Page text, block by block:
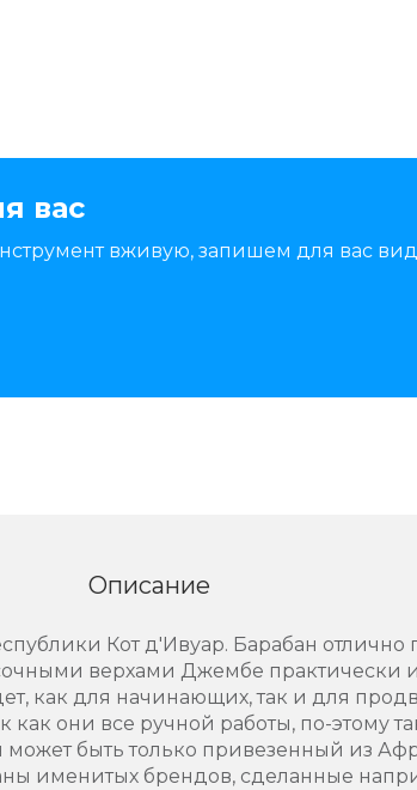
вас
вживую, запишем для вас
Описание
Кот д'Ивуар. Барабан отлично
верхами Джембе практически
как для начинающих, так и для
как они все ручной работы, по-этому
быть только привезенный из
именитых брендов, сделанные